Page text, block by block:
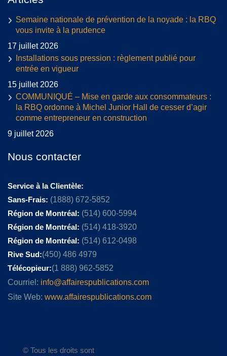
Semaine nationale de prévention de la noyade : la RBQ
vous invite à la prudence
17 juillet 2026
Installations sous pression : règlement publié pour
entrée en vigueur
15 juillet 2026
COMMUNIQUÉ – Mise en garde aux consommateurs :
la RBQ ordonne à Michel Junior Hall de cesser d’agir
comme entrepreneur en construction
9 juillet 2026
Nous contacter
Service à la Clientèle:
Sans-Frais: (1888) 672-5852
Région de Montréal: (514) 600-5994
Région de Montréal: (514) 418-3920
Région de Montréal: (514) 612-0498
Rive Sud:(450) 486 4979
Télécopieur:(1 888) 962-5852
Courriel: info@affairespublications.com
Site Web: www.affairespublications.com
© Tous les droits sont